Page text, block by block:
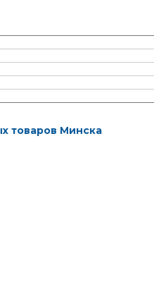
товаров Минска